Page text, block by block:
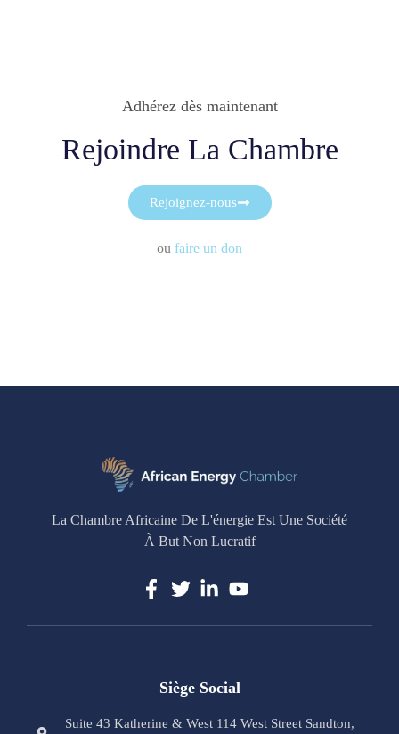
Adhérez dès maintenant
Rejoindre La Chambre
Rejoignez-nous
ou faire un don
La Chambre Africaine De L'énergie Est Une Société
À But Non Lucratif
Siège Social
Suite 43 Katherine & West 114 West Street Sandton,